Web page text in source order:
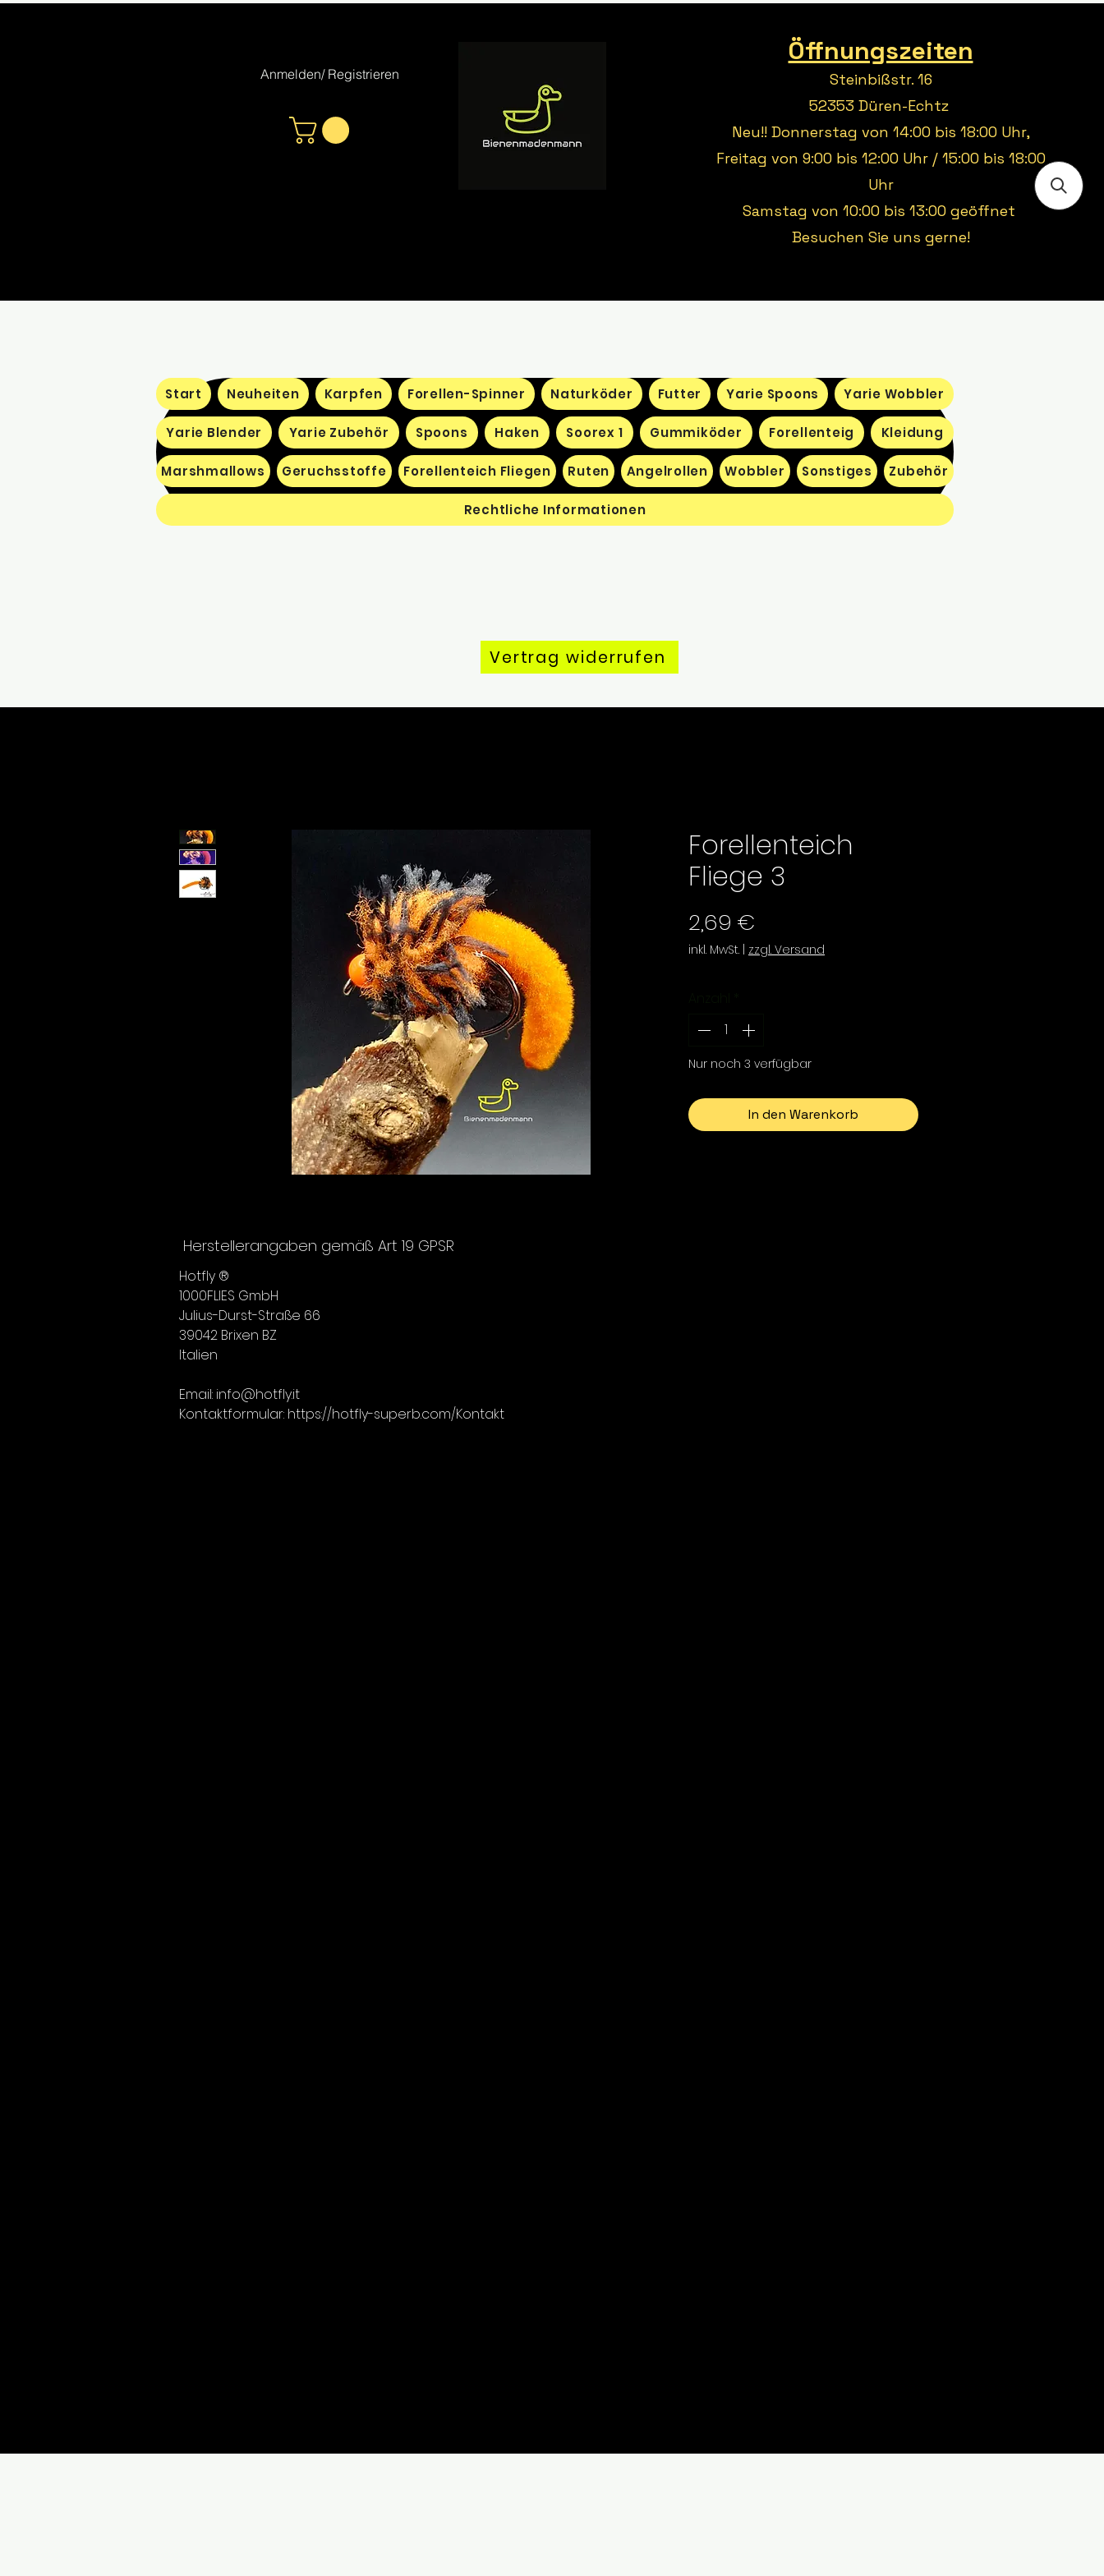
Anmelden/ Registrieren
Öffnungszeiten
Steinbißstr. 16
52353 Düren-Echtz
Neu!! Donnerstag von 14:00 bis 18:00 Uhr,
Freitag von 9:00 bis 12:00 Uhr / 15:00 bis 18:00
Uhr
Samstag von 10:00 bis 13:00 geöffnet
Besuchen Sie uns gerne!
Start Neuheiten Karpfen Forellen-Spinner Naturköder Futter Yarie Spoons Yarie Wobbler
Yarie Blender Yarie Zubehör Spoons Haken Soorex 1 Gummiköder Forellenteig Kleidung
Marshmallows Geruchsstoffe Forellenteich Fliegen Ruten Angelrollen Wobbler Sonstiges Zubehör
Rechtliche Informationen
Vertrag widerrufen
Forellenteich
Fliege 3
2,69 €
inkl. MwSt. zzgl. Versand
Nur noch 3 verfügbar
In den Warenkorb
Herstellerangaben gemäß Art 19 GPSR
Hotfly ®
1000FLIES GmbH
Julius-Durst-Straße 66
39042 Brixen BZ
Italien
Email: info@hotfly.it
Kontaktformular: https://hotfly-superb.com/Kontakt